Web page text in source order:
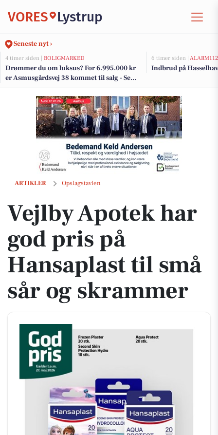
VORES Lystrup
Seneste nyt ›
4 timer siden | BOLIGMARKED
Drømmer du om luksus? For 6.995.000 kr
er Asmusgårdsvej 38 kommet til salg - Se
den og de dyreste boliger til salg her
6 timer siden | ALARM112
Indbrud på
ARTIKLER Opslagstavlen
Vejlby Apotek har god pris på Hansaplast til små sår og skrammer
Vejlby Apotek har
god pris på
Hansaplast til små
sår og skrammer